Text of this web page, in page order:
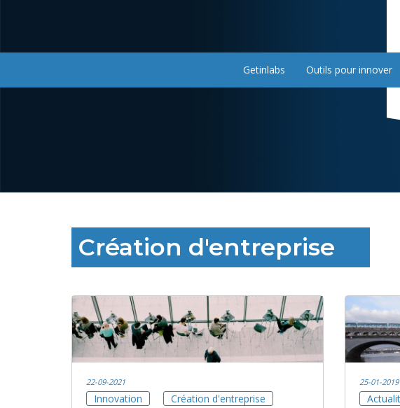
Getinlabs Outils pour innover
Création d'entreprise
22-09-2021
Innovation Création d'entreprise
25-01-2019